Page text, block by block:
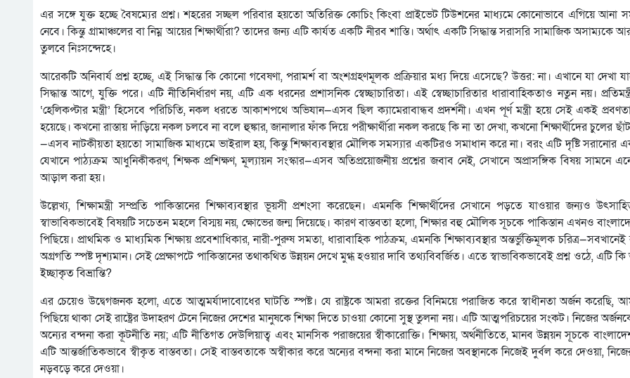
এর সঙ্গে যুক্ত হচ্ছে বৈষম্যের প্রশ্ন। শহরের সচ্ছল পরিবার হয়তো অতিরিক্ত কোচিং কিংবা প্রাইভেট টিউশনের মাধ্যমে কোনোভাবে এগিয়ে আনা
নেবে। কিন্তু গ্রামাঞ্চলের বা নিম্ন আয়ের শিক্ষার্থীরা? তাদের জন্য এটি কার্যত একটি নীরব শাস্তি। অর্থাৎ একটি সিদ্ধান্ত সরাসরি সামাজিক অসাম্যকে
তুলবে নিঃসন্দেহে।
আরেকটি অনিবার্য প্রশ্ন হচ্ছে, এই সিদ্ধান্ত কি কোনো গবেষণা, পরামর্শ বা অংশগ্রহণমূলক প্রক্রিয়ার মধ্য দিয়ে এসেছে? উত্তর: না। এখানে যা দেখা
সিদ্ধান্ত আগে, যুক্তি পরে। এটি নীতিনির্ধারণ নয়, এটি এক ধরনের প্রশাসনিক স্বেচ্ছাচারিতা। এই স্বেচ্ছাচারিতার ধারাবাহিকতাও নতুন নয়।
‘হেলিকপ্টার মন্ত্রী’ হিসেবে পরিচিতি, নকল ধরতে আকাশপথে অভিযান—এসব ছিল ক্যামেরাবান্ধব প্রদর্শনী। এখন পূর্ণ মন্ত্রী হয়ে সেই একই
হয়েছে। কখনো রাস্তায় দাঁড়িয়ে নকল চলবে না বলে হুঙ্কার, জানালার ফাঁক দিয়ে পরীক্ষার্থীরা নকল করছে কি না তা দেখা, কখনো শিক্ষার্থীদের চুলের
—এসব নাটকীয়তা হয়তো সামাজিক মাধ্যমে ভাইরাল হয়, কিন্তু শিক্ষাব্যবস্থার মৌলিক সমস্যার একটিরও সমাধান করে না। বরং এটি দৃষ্টি সরানোর
যেখানে পাঠ্যক্রম আধুনিকীকরণ, শিক্ষক প্রশিক্ষণ, মূল্যায়ন সংস্কার—এসব অতিপ্রয়োজনীয় প্রশ্নের জবাব নেই, সেখানে অপ্রাসঙ্গিক বিষয় সামনে
আড়াল করা হয়।
উল্লেখ্য, শিক্ষামন্ত্রী সম্প্রতি পাকিস্তানের শিক্ষাব্যবস্থার ভূয়সী প্রশংসা করেছেন। এমনকি শিক্ষার্থীদের সেখানে পড়তে যাওয়ার জন্যও
স্বাভাবিকভাবেই বিষয়টি সচেতন মহলে বিস্ময় নয়, ক্ষোভের জন্ম দিয়েছে। কারণ বাস্তবতা হলো, শিক্ষার বহু মৌলিক সূচকে পাকিস্তান এখনও
পিছিয়ে। প্রাথমিক ও মাধ্যমিক শিক্ষায় প্রবেশাধিকার, নারী-পুরুষ সমতা, ধারাবাহিক পাঠক্রম, এমনকি শিক্ষাব্যবস্থার অন্তর্ভুক্তিমূলক চরিত্র—সবখানেই
অগ্রগতি স্পষ্ট দৃশ্যমান। সেই প্রেক্ষাপটে পাকিস্তানের তথাকথিত উন্নয়ন দেখে মুগ্ধ হওয়ার দাবি তথ্যবিবর্জিত। এতে স্বাভাবিকভাবেই প্রশ্ন ওঠে, এটি
ইচ্ছাকৃত বিভ্রান্তি?
এর চেয়েও উদ্বেগজনক হলো, এতে আত্মমর্যাদাবোধের ঘাটতি স্পষ্ট। যে রাষ্ট্রকে আমরা রক্তের বিনিময়ে পরাজিত করে স্বাধীনতা অর্জন করেছি,
পিছিয়ে থাকা সেই রাষ্ট্রের উদাহরণ টেনে নিজের দেশের মানুষকে শিক্ষা দিতে চাওয়া কোনো সুস্থ তুলনা নয়। এটি আত্মপরিচয়ের সংকট। নিজের
অন্যের বন্দনা করা কূটনীতি নয়; এটি নীতিগত দেউলিয়াত্ব এবং মানসিক পরাজয়ের স্বীকারোক্তি। শিক্ষায়, অর্থনীতিতে, মানব উন্নয়ন সূচকে
এটি আন্তর্জাতিকভাবে স্বীকৃত বাস্তবতা। সেই বাস্তবতাকে অস্বীকার করে অন্যের বন্দনা করা মানে নিজের অবস্থানকে নিজেই দুর্বল করে দেওয়া,
নড়বড়ে করে দেওয়া।